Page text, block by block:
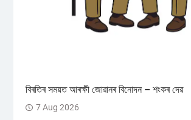
বিৰতিৰ সময়ত আৰক্ষী জোৱানৰ বিনোদন – শংকৰ দেৱ
7 Aug 2026